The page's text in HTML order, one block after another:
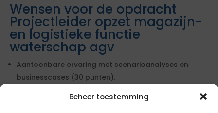
Beheer toestemming
Wensen voor de opdracht
Projectleider opzet magazijn-
en logistieke functie
waterschap agv
Aantoonbare ervaring met scenarioanalyses en
businesscases (30 punten).
infrastructuur waterketens (40 punten).